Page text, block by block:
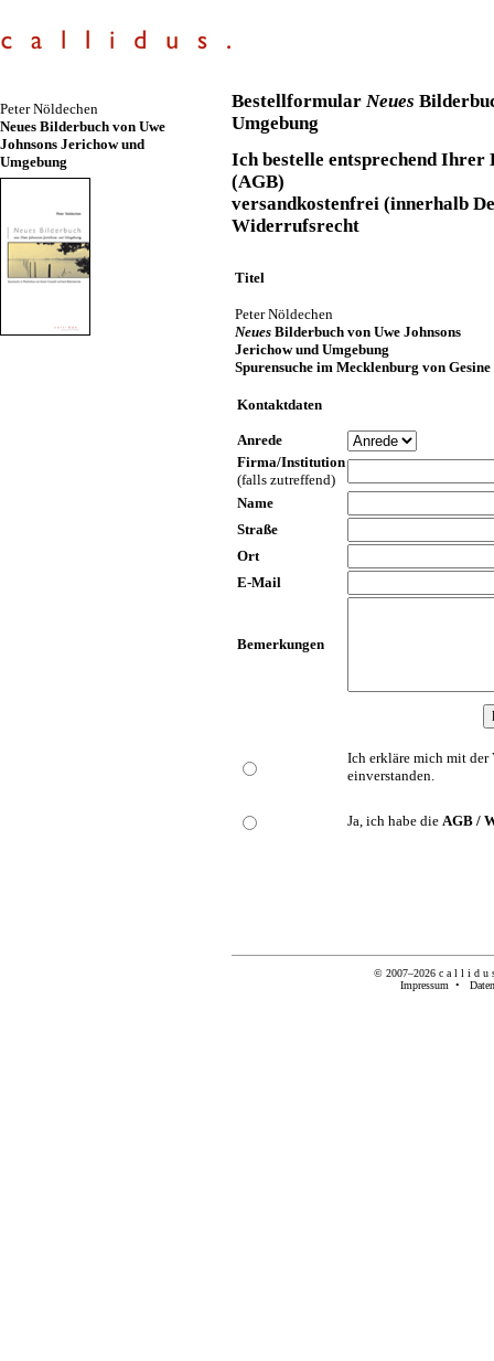
Peter Nöldechen
Neues Bilderbuch von Uwe
Johnsons Jerichow und
Umgebung
Bestellformular Neues
Umgebung
Ich bestelle entsprechend Ihrer
(AGB)
versandkostenfrei (innerhalb
Widerrufsrecht
Titel
Peter Nöldechen
Neues Bilderbuch von Uwe Johnsons
Jerichow und Umgebung
Spurensuche im Mecklenburg von
Kontaktdaten
Anrede
Firma/Institution
(falls zutreffend)
Name
Straße
Ort
E-Mail
Bemerkungen
Ich erkläre mich mit der
einverstanden.
Ja, ich habe die AGB /
© 2007–2026 c a l l i d u
Impressum•